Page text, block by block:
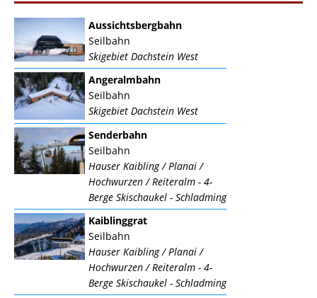
Aussichtsbergbahn
Seilbahn
Skigebiet Dachstein West
Angeralmbahn
Seilbahn
Skigebiet Dachstein West
Senderbahn
Seilbahn
Hauser Kaibling / Planai /
Hochwurzen / Reiteralm - 4-
Berge Skischaukel - Schladming
Kaiblinggrat
Seilbahn
Hauser Kaibling / Planai /
Hochwurzen / Reiteralm - 4-
Berge Skischaukel - Schladming